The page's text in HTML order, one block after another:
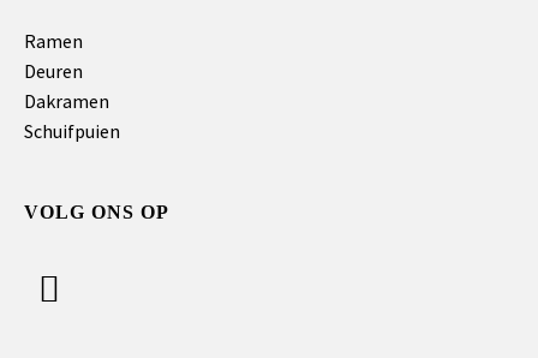
Ramen
Deuren
Dakramen
Schuifpuien
VOLG ONS OP